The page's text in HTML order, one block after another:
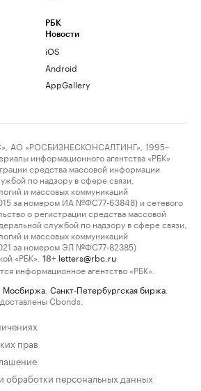
РБК
Новости
iOS
Android
AppGallery
АО «РОСБИЗНЕСКОНСАЛТИНГ», 1995–
информационного агентства «РБК»
средства массовой информации
по надзору в сфере связи,
и массовых коммуникаций
за номером ИА №ФС77-63848) и сетевого
о регистрации средства массовой
службой по надзору в сфере связи,
и массовых коммуникаций
за номером ЭЛ №ФС77-82385)
«РБК».
18+ letters@rbc.ru
информационное агентство «РБК».
Мосбиржа Санкт-Петербургская биржа
Cbonds.
прав
обработки персональных данных